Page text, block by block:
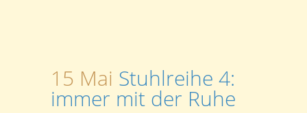
15 Mai Stuhlreihe 4:
immer mit der Ruhe